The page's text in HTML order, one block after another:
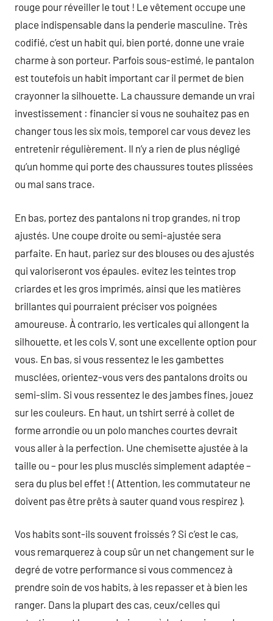
rouge pour réveiller le tout ! Le vêtement occupe une
place indispensable dans la penderie masculine. Très
codifié, c’est un habit qui, bien porté, donne une vraie
charme à son porteur. Parfois sous-estimé, le pantalon
est toutefois un habit important car il permet de bien
crayonner la silhouette. La chaussure demande un vrai
investissement : financier si vous ne souhaitez pas en
changer tous les six mois, temporel car vous devez les
entretenir régulièrement. Il n’y a rien de plus négligé
qu’un homme qui porte des chaussures toutes plissées
ou mal sans trace.
En bas, portez des pantalons ni trop grandes, ni trop
ajustés. Une coupe droite ou semi-ajustée sera
parfaite. En haut, pariez sur des blouses ou des ajustés
qui valoriseront vos épaules. evitez les teintes trop
criardes et les gros imprimés, ainsi que les matières
brillantes qui pourraient préciser vos poignées
amoureuse. À contrario, les verticales qui allongent la
silhouette, et les cols V, sont une excellente option pour
vous. En bas, si vous ressentez le les gambettes
musclées, orientez-vous vers des pantalons droits ou
semi-slim. Si vous ressentez le des jambes fines, jouez
sur les couleurs. En haut, un tshirt serré à collet de
forme arrondie ou un polo manches courtes devrait
vous aller à la perfection. Une chemisette ajustée à la
taille ou – pour les plus musclés simplement adaptée –
sera du plus bel effet ! ( Attention, les commutateur ne
doivent pas être prêts à sauter quand vous respirez ).
Vos habits sont-ils souvent froissés ? Si c’est le cas,
vous remarquerez à coup sûr un net changement sur le
degré de votre performance si vous commencez à
prendre soin de vos habits, à les repasser et à bien les
ranger. Dans la plupart des cas, ceux/celles qui